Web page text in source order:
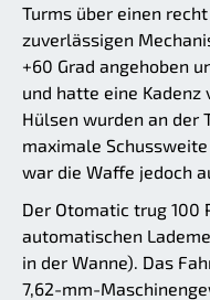
Turms über einen
zuverlässigen
+60 Grad angehoben
und hatte eine Kadenz
Hülsen wurden an der
maximale
war die Waffe jedoch
Der Otomatic trug 100
automatischen
in der Wanne). Das
7,62-mm-